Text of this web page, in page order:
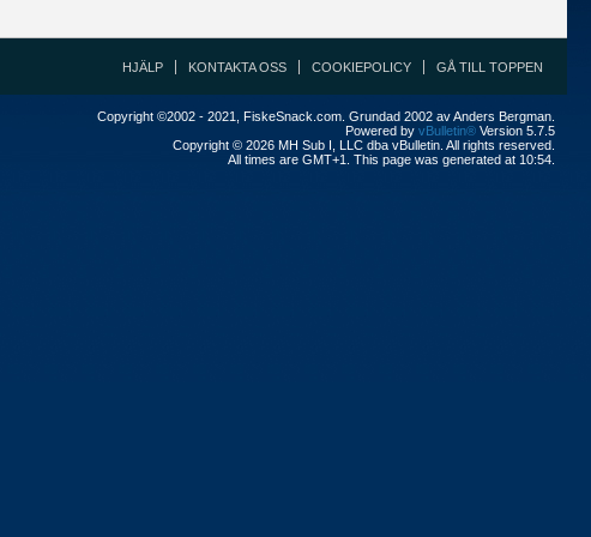
HJÄLP KONTAKTA OSS COOKIEPOLICY GÅ TILL TOPPEN
Copyright ©2002 - 2021, FiskeSnack.com. Grundad 2002 av Anders Bergman.
Powered by vBulletin® Version 5.7.5
Copyright © 2026 MH Sub I, LLC dba vBulletin. All rights reserved.
All times are GMT+1. This page was generated at 10:54.